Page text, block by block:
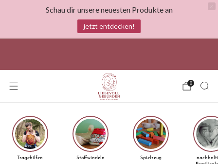
0
Tragehilfen Stoffwindeln Spielzeug
Schau dir unsere neuesten Produkte an
jetzt entdecken!